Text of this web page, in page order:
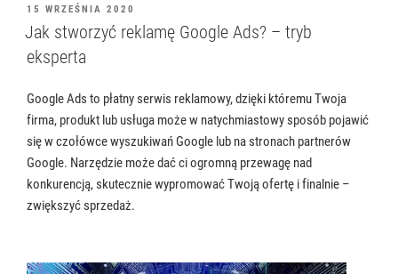
OPUBLIKOWANE
W
15 WRZEŚNIA 2020
Jak stworzyć reklamę Google Ads? – tryb
eksperta
Google Ads to płatny serwis reklamowy, dzięki któremu Twoja
firma, produkt lub usługa może w natychmiastowy sposób pojawić
się w czołówce wyszukiwań Google lub na stronach partnerów
Google. Narzędzie może dać ci ogromną przewagę nad
konkurencją, skutecznie wypromować Twoją ofertę i finalnie –
zwiększyć sprzedaż.